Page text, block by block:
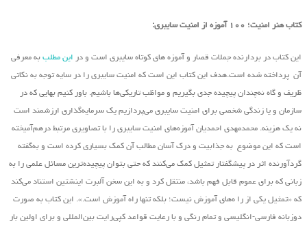
کتاب هنر امنیت؛ ۱۰۰ آموزه از امنیت سایبری:
این کتاب در بردارنده جملات قصار و آموزه های کوتاه سایبری است و در این مطلب به معرفی
آن پرداخته شده است.هدف این کتاب این است که امنیت سایبری را در سایه توجه به نکاتی
ظریف و گاه نه‌چندان پیچیده جدی بگیریم و مواظب تاریکی‌ها باشیم. باور کنیم بهایی که در
سازمان و یا زندگی شخصی برای امنیت سایبری می‌پردازیم یک سرمایه‌گذاری ارزشمند است
نه یک هزینه. محمدمهدی احمدیان آموزه‌های امنیت سایبری را با تصاویری مرتبط درهم‌آمیخته
است که این موضوع به جذابیت و درک آسان مطالب آن کمک بسیاری کرده است و به‌گفته
گردآورنده اثر در پیشگفتار تمثیل کمک می‌کنند که حتی بتوان پیچیده‌ترین مسائل علمی را به
زبانی که برای عموم قابل فهم باشد، منتقل کرد و به این سخن آلبرت اینشتین استناد می‌کند
که «تمثیل یکی از را ه‌های آموزش نیست؛ بلکه تنها راه آموزش است.». این کتاب به صورت
دوزبانه فارسی-انگلیسی و تمام رنگی و با رعایت قواعد کپی‌رایت بین‌المللی و برای اولین بار